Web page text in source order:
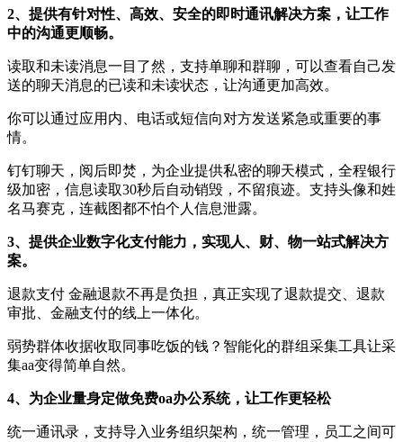
2、提供有针对性、高效、安全的即时通讯解决方案，让工作
中的沟通更顺畅。
读取和未读消息一目了然，支持单聊和群聊，可以查看自己发
送的聊天消息的已读和未读状态，让沟通更加高效。
你可以通过应用内、电话或短信向对方发送紧急或重要的事
情。
钉钉聊天，阅后即焚，为企业提供私密的聊天模式，全程银行
级加密，信息读取30秒后自动销毁，不留痕迹。支持头像和姓
名马赛克，连截图都不怕个人信息泄露。
3、提供企业数字化支付能力，实现人、财、物一站式解决方
案。
退款支付 金融退款不再是负担，真正实现了退款提交、退款
审批、金融支付的线上一体化。
弱势群体收据收取同事吃饭的钱？智能化的群组采集工具让采
集aa变得简单自然。
4、为企业量身定做免费oa办公系统，让工作更轻松
统一通讯录，支持导入业务组织架构，统一管理，员工之间可